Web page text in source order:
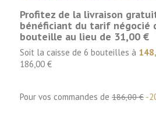
Profitez de la livraison
bénéficiant du tarif négocié
bouteille au lieu de 31,00 €
Soit la caisse de 6 bouteilles à
186,00 €
Pour vos commandes de 186,00 € -